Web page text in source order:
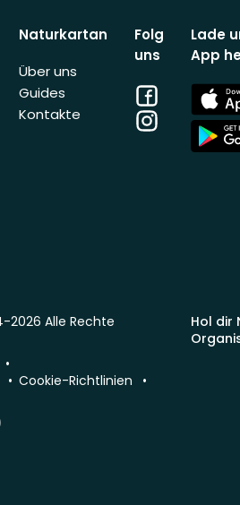
Naturkartan
Über uns
Guides
Kontakte
Folg
uns
Facebook
Instagram
Lade
App
App
Store
App
Store
Hol dir
2026 Alle Rechte
Cookie-Richtlinien